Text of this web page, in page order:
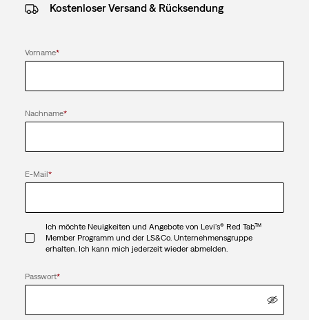
Kostenloser Versand & Rücksendung
Vorname*
Nachname*
E-Mail*
Ich möchte Neuigkeiten und Angebote von Levi's® Red Tab™
Member Programm und der LS&Co. Unternehmensgruppe
erhalten. Ich kann mich jederzeit wieder abmelden.
Passwort*